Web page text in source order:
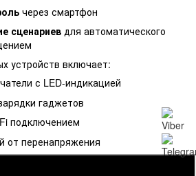
через смартфон
сценариев для автоматического
устройств включает:
с LED-индикацией
гаджетов
подключением
от перенапряжения